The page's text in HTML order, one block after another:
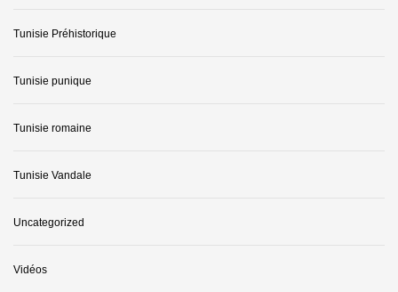
Tunisie Préhistorique
Tunisie punique
Tunisie romaine
Tunisie Vandale
Uncategorized
Vidéos